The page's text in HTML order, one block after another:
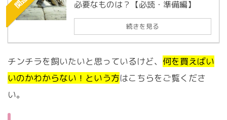
必要なものは？【必読・準備編】
続きを見る
チンチラを飼いたいと思っているけど、 何を買えばい
いのかわからない！という方はこちらをご覧くださ
い。